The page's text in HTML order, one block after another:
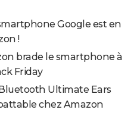
Google est en
!
brade le smartphone à
Friday
Ultimate Ears
chez Amazon